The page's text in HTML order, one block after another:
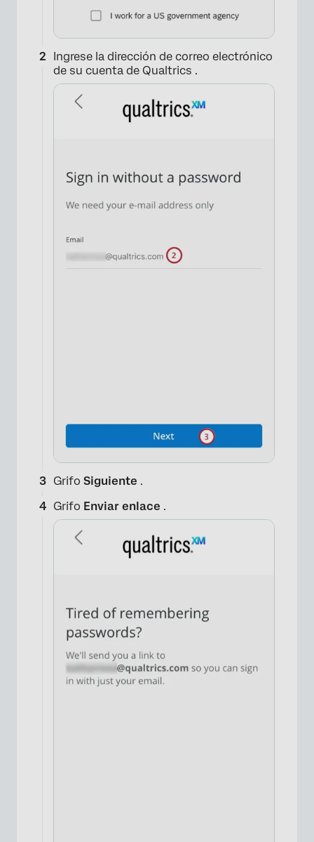
Ingrese la dirección de correo electrónico
de su cuenta de Qualtrics .
Grifo Siguiente .
Grifo Enviar enlace .